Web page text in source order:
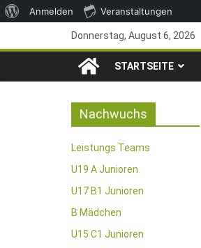
Über
Anmelden Veranstaltungen
Inhalt
Donnerstag, August 6, 2026
TSG
1846
e.V.
Mainz-
Kastel
STARTSEITE
Nachwuchs
Leistungs Teams
U19 A Junioren
U17 B1 Junioren
B Mädchen
U15 C1 Junioren